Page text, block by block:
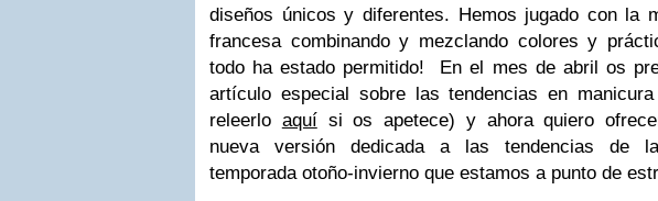
diseños únicos y diferentes. Hemos jugado con la
francesa combinando y mezclando colores y
todo ha estado permitido! En el mes de abril os
artículo especial sobre las tendencias en manicura
releerlo aquísi os apetece) y ahora quiero
nueva versión dedicada a las tendencias de
temporada otoño-invierno que estamos a punto de